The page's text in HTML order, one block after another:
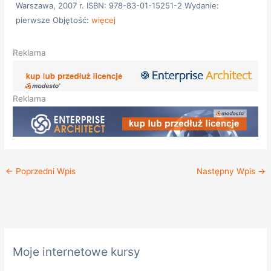
Warszawa, 2007 r. ISBN: 978-83-01-15251-2 Wydanie:
pierwsze Objętość:więcej
Reklama
Reklama
← Poprzedni Wpis Następny Wpis →
Moje internetowe kursy
a